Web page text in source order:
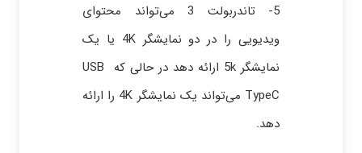
5- تاندربولت 3 می‌تواند محتوای
ویدیویی را در دو نمایشگر 4K یا یک
نمایشگر 5k ارائه دهد در حالی که USB
TypeC می‌تواند یک نمایشگر 4K را ارائه
دهد.